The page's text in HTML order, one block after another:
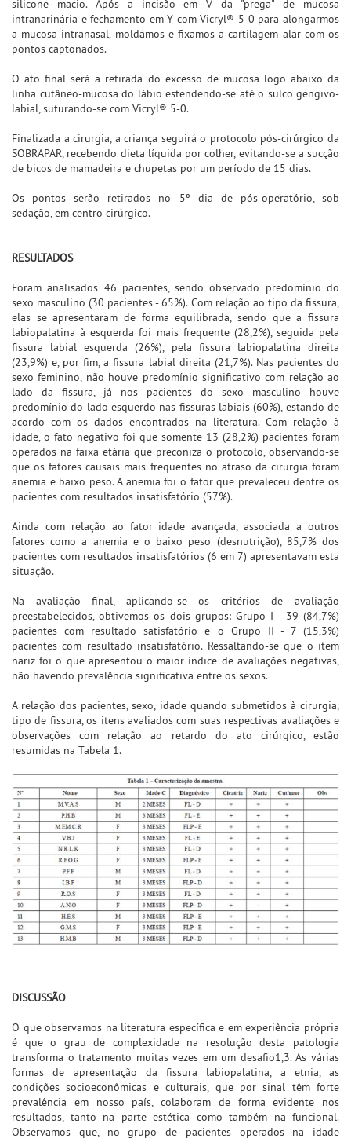
silicone macio. Após a incisão em V da "prega" de mucosa
intranarinária e fechamento em Y com Vicryl® 5-0 para alongarmos
a mucosa intranasal, moldamos e fixamos a cartilagem alar com os
pontos captonados.
O ato final será a retirada do excesso de mucosa logo abaixo da
linha cutâneo-mucosa do lábio estendendo-se até o sulco gengivo-
labial, suturando-se com Vicryl® 5-0.
Finalizada a cirurgia, a criança seguirá o protocolo pós-cirúrgico da
SOBRAPAR, recebendo dieta líquida por colher, evitando-se a sucção
de bicos de mamadeira e chupetas por um período de 15 dias.
Os pontos serão retirados no 5º dia de pós-operatório, sob
sedação, em centro cirúrgico.
RESULTADOS
Foram analisados 46 pacientes, sendo observado predomínio do
sexo masculino (30 pacientes - 65%). Com relação ao tipo da fissura,
elas se apresentaram de forma equilibrada, sendo que a fissura
labiopalatina à esquerda foi mais frequente (28,2%), seguida pela
fissura labial esquerda (26%), pela fissura labiopalatina direita
(23,9%) e, por fim, a fissura labial direita (21,7%). Nas pacientes do
sexo feminino, não houve predomínio significativo com relação ao
lado da fissura, já nos pacientes do sexo masculino houve
predomínio do lado esquerdo nas fissuras labiais (60%), estando de
acordo com os dados encontrados na literatura. Com relação à
idade, o fato negativo foi que somente 13 (28,2%) pacientes foram
operados na faixa etária que preconiza o protocolo, observando-se
que os fatores causais mais frequentes no atraso da cirurgia foram
anemia e baixo peso. A anemia foi o fator que prevaleceu dentre os
pacientes com resultados insatisfatório (57%).
Ainda com relação ao fator idade avançada, associada a outros
fatores como a anemia e o baixo peso (desnutrição), 85,7% dos
pacientes com resultados insatisfatórios (6 em 7) apresentavam esta
situação.
Na avaliação final, aplicando-se os critérios de avaliação
preestabelecidos, obtivemos os dois grupos: Grupo I - 39 (84,7%)
pacientes com resultado satisfatório e o Grupo II - 7 (15,3%)
pacientes com resultado insatisfatório. Ressaltando-se que o item
nariz foi o que apresentou o maior índice de avaliações negativas,
não havendo prevalência significativa entre os sexos.
A relação dos pacientes, sexo, idade quando submetidos à cirurgia,
tipo de fissura, os itens avaliados com suas respectivas avaliações e
observações com relação ao retardo do ato cirúrgico, estão
resumidas na Tabela 1.
DISCUSSÃO
O que observamos na literatura específica e em experiência própria
é que o grau de complexidade na resolução desta patologia
transforma o tratamento muitas vezes em um desafio1,3. As várias
formas de apresentação da fissura labiopalatina, a etnia, as
condições socioeconômicas e culturais, que por sinal têm forte
prevalência em nosso país, colaboram de forma evidente nos
resultados, tanto na parte estética como também na funcional.
Observamos que, no grupo de pacientes operados na idade